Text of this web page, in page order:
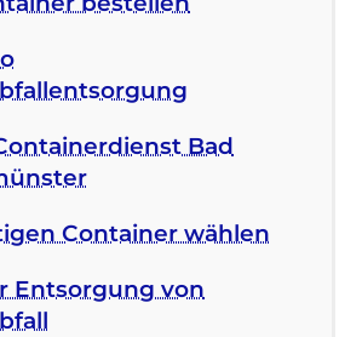
Bad
Container wählen
Entsorgung von